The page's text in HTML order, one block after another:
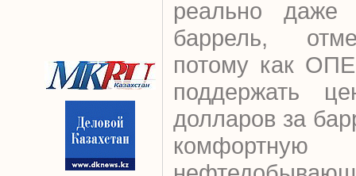
реально
баррель,
потому как
поддержать
долларов за